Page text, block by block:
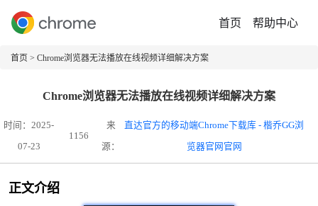
首页 帮助中心
首页 > Chrome浏览器无法播放在线视频详细解决方案
Chrome浏览器无法播放在线视频详细解决方案
时间：2025-
07-23
1156
来
源：
直达官方的移动端Chrome下载库 - 楷乔GG浏
览器官网官网
正文介绍